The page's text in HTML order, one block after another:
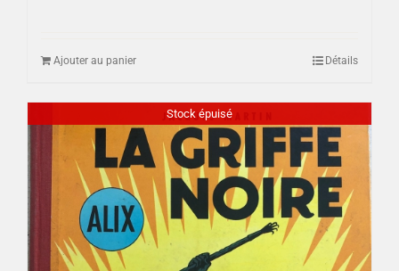
Ajouter au panier Détails
Stock épuisé